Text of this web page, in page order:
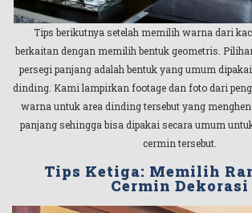
Tips berikutnya setelah memilih warna dari
berkaitan dengan memilih bentuk geometris.
persegi panjang adalah bentuk yang umum
dinding. Kami lampirkan footage dan foto dari
warna untuk area dinding tersebut yang
panjang sehingga bisa dipakai secara umum
cermin tersebut.
Tips Ketiga: Memilih
Cermin Dekorasi